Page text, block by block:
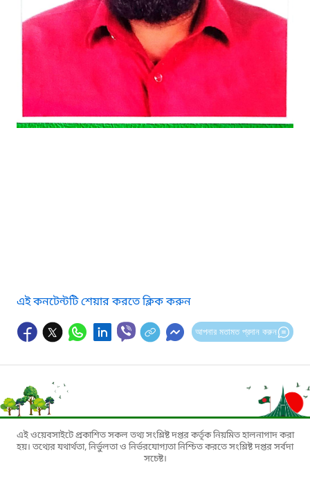
এই কনটেন্টটি শেয়ার করতে ক্লিক করুন
আপনার মতামত প্রদান করুন
এই ওয়েবসাইটে প্রকাশিত সকল তথ্য সংশ্লিষ্ট দপ্তর কর্তৃক নিয়মিত হালনাগাদ করা
হয়। তথ্যের যথার্থতা, নির্ভুলতা ও নির্ভরযোগ্যতা নিশ্চিত করতে সংশ্লিষ্ট দপ্তর সর্বদা
সচেষ্ট।